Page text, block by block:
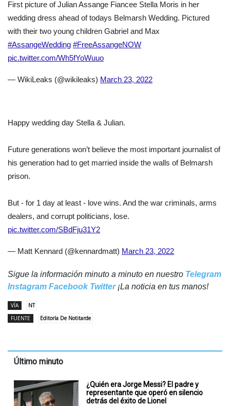
First picture of Julian Assange Fiancee Stella Moris in her
wedding dress ahead of todays Belmarsh Wedding. Pictured
with their two young children Gabriel and Max
#AssangeWedding #FreeAssangeNOW
pic.twitter.com/Wh5fYoWuuo
— WikiLeaks (@wikileaks) March 23, 2022
Happy wedding day Stella & Julian.
Future generations won’t believe the most important journalist of
his generation had to get married inside the walls of Belmarsh
prison.
But - for 1 day at least - love wins. And the war criminals, arms
dealers, and corrupt politicians, lose.
pic.twitter.com/SBdFju31Y2
— Matt Kennard (@kennardmatt) March 23, 2022
Sigue la información minuto a minuto en nuestro Telegram
Instagram Facebook Twitter¡La noticia en tus manos!
VÍA
NT
FUENTE
Editoría De Notitarde
Último minuto
¿Quién era Jorge Messi? El padre y
representante que operó en silencio
detrás del éxito de Lionel